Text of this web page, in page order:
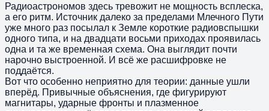
Радиоастрономов здесь тревожит не мощность всплеска,
а его ритм. Источник далеко за пределами Млечного Пути
уже много раз посылал к Земле короткие радиовспышки
одного типа, и на двадцати восьми приходах проявилась
одна и та же временная схема. Она выглядит почти
нарочно выстроенной. И всё же расшифровке не
поддаётся.
Вот что особенно неприятно для теории: данные ушли
вперёд. Привычные объяснения, где фигурируют
магнитары, ударные фронты и плазменное